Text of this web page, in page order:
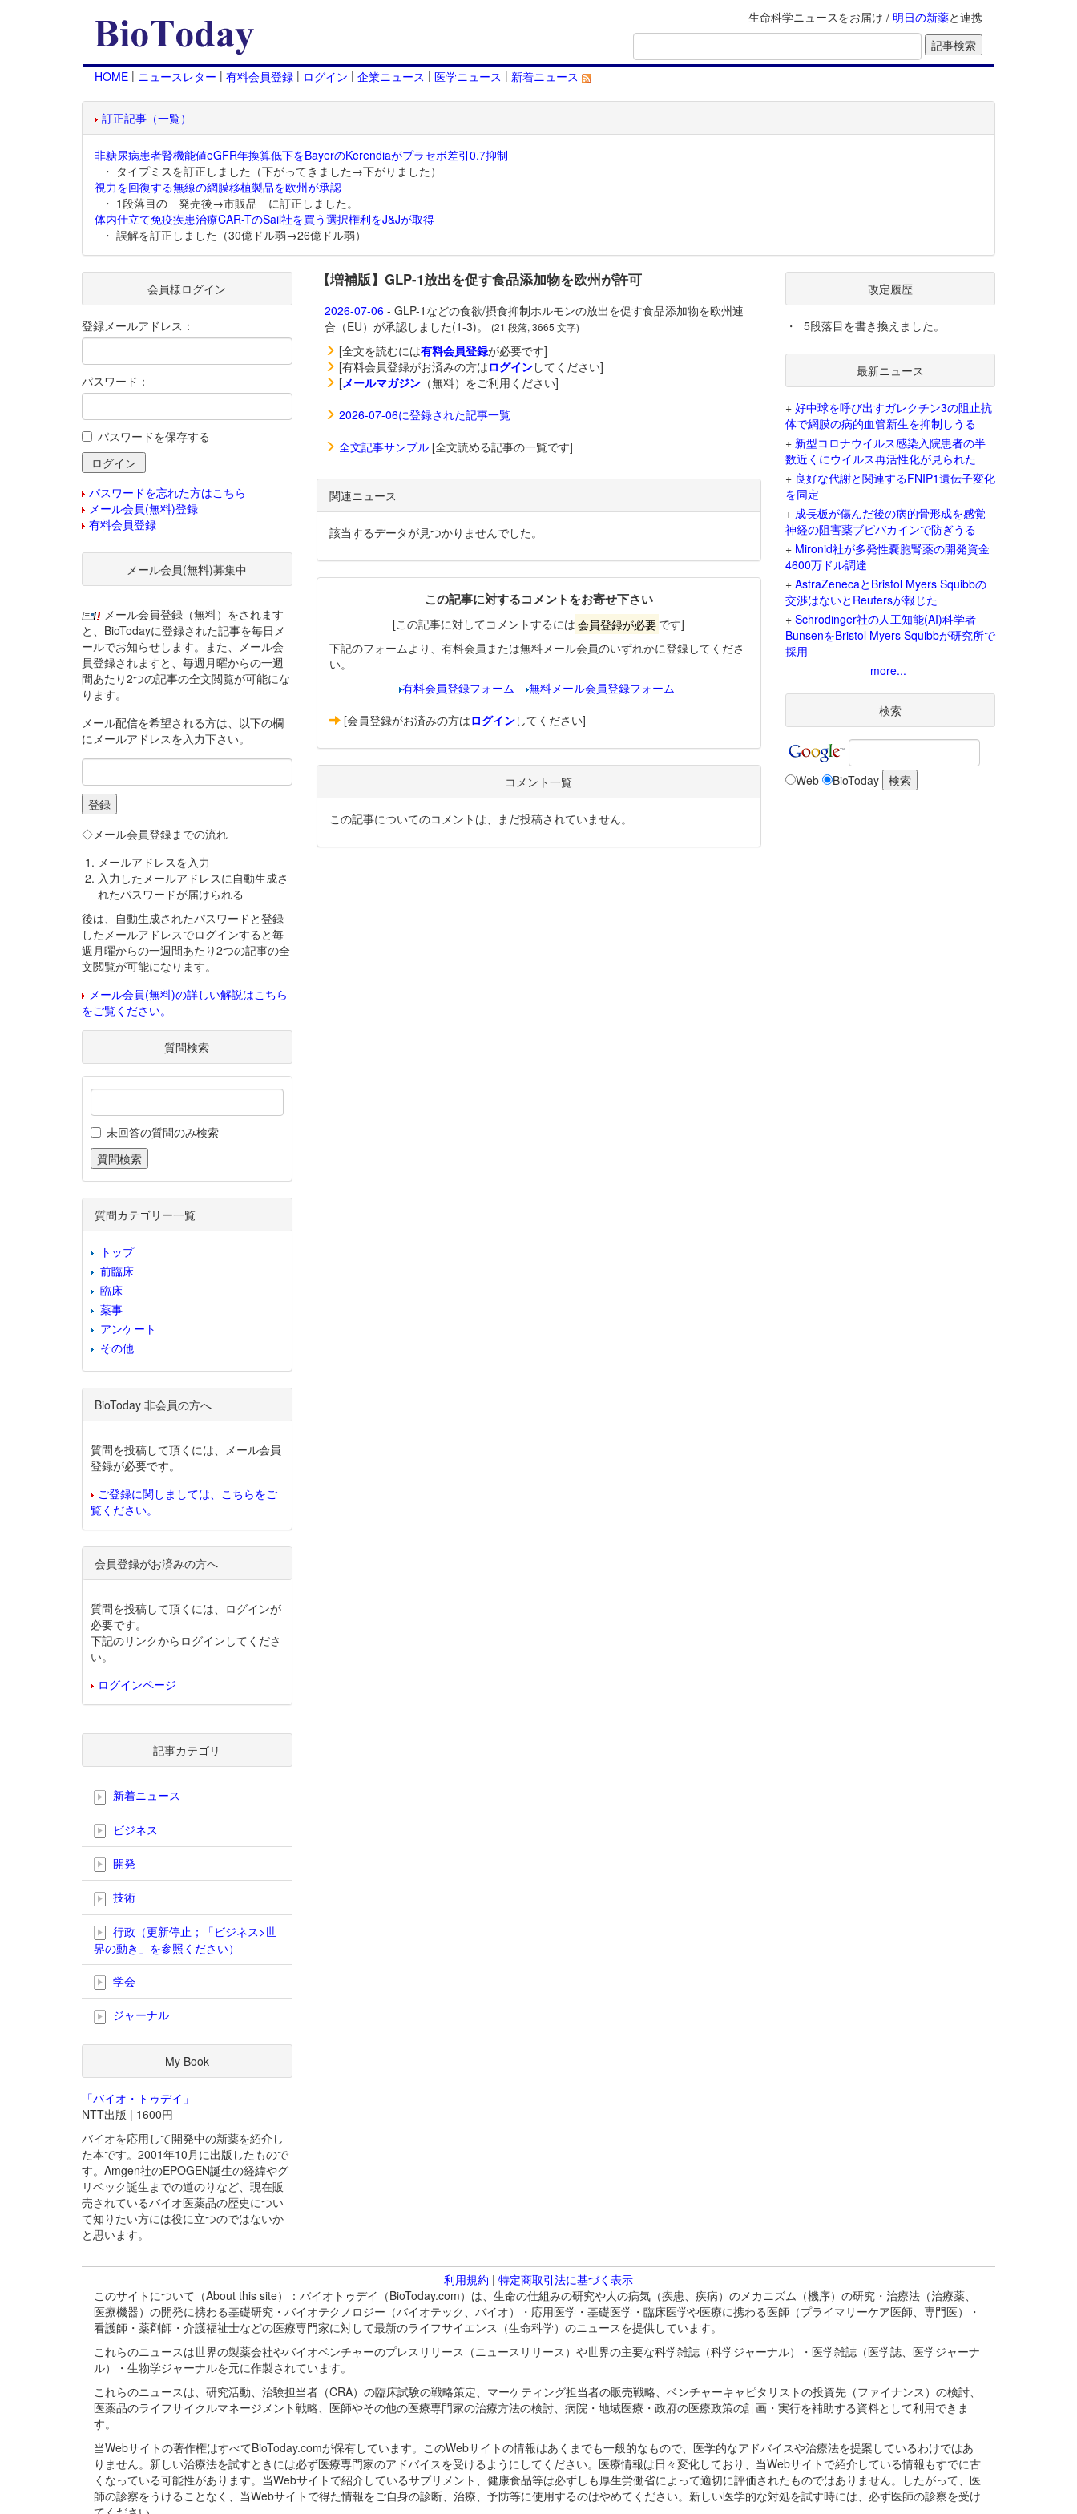
生命科学ニュースをお届け / 明日の新薬と連携
HOME | ニュースレター | 有料会員登録 | ログイン | 企業ニュース | 医学ニュース | 新着ニュース
訂正記事（一覧）
非糖尿病患者腎機能値eGFR年換算低下をBayerのKerendiaがプラセボ差引0.7抑制
・ タイプミスを訂正しました（下がってきました→下がりました）
視力を回復する無線の網膜移植製品を欧州が承認
・ 1段落目の 発売後→市販品 に訂正しました。
体内仕立て免疫疾患治療CAR-TのSail社を買う選択権利をJ&Jが取得
・ 誤解を訂正しました（30億ドル弱→26億ドル弱）
【増補版】GLP-1放出を促す食品添加物を欧州が許可
2026-07-06- GLP-1などの食欲/摂食抑制ホルモンの放出を促す食品添加物を欧州連
合（EU）が承認しました(1-3)。
(21 段落, 3665 文字)
[全文を読むには有料会員登録が必要です]
[有料会員登録がお済みの方はログインしてください]
[メールマガジン（無料）をご利用ください]
2026-07-06に登録された記事一覧
全文記事サンプル[全文読める記事の一覧です]
関連ニュース
該当するデータが見つかりませんでした。
この記事に対するコメントをお寄せ下さい
[この記事に対してコメントするには 会員登録が必要 です]
下記のフォームより、有料会員または無料メール会員のいずれかに登録してくださ
い。
有料会員登録フォーム
無料メール会員登録フォーム
[会員登録がお済みの方はログインしてください]
コメント一覧
この記事についてのコメントは、まだ投稿されていません。
会員様ログイン
登録メールアドレス：
パスワード：
パスワードを保存する
パスワードを忘れた方はこちら
メール会員(無料)登録
有料会員登録
メール会員(無料)募集中
メール会員登録（無料）をされます
と、BioTodayに登録された記事を毎日メ
ールでお知らせします。また、メール会
員登録されますと、毎週月曜からの一週
間あたり2つの記事の全文閲覧が可能にな
ります。
メール配信を希望される方は、以下の欄
にメールアドレスを入力下さい。
◇メール会員登録までの流れ
メールアドレスを入力
入力したメールアドレスに自動生成さ
れたパスワードが届けられる
後は、自動生成されたパスワードと登録
したメールアドレスでログインすると毎
週月曜からの一週間あたり2つの記事の全
文閲覧が可能になります。
メール会員(無料)の詳しい解説はこちら
をご覧ください。
質問検索
未回答の質問のみ検索
質問カテゴリー一覧
トップ
前臨床
臨床
薬事
アンケート
その他
BioToday 非会員の方へ
質問を投稿して頂くには、メール会員
登録が必要です。
ご登録に関しましては、こちらをご
覧ください。
会員登録がお済みの方へ
質問を投稿して頂くには、ログインが
必要です。
下記のリンクからログインしてくださ
い。
ログインページ
記事カテゴリ
新着ニュース
ビジネス
開発
技術
行政（更新停止；「ビジネス>世
界の動き」を参照ください）
学会
ジャーナル
My Book
「バイオ・トゥデイ」
NTT出版 | 1600円
バイオを応用して開発中の新薬を紹介し
た本です。2001年10月に出版したもので
す。Amgen社のEPOGEN誕生の経緯やグ
リベック誕生までの道のりなど、現在販
売されているバイオ医薬品の歴史につい
て知りたい方には役に立つのではないか
と思います。
改定履歴
・ 5段落目を書き換えました。
最新ニュース
+ 好中球を呼び出すガレクチン3の阻止抗
体で網膜の病的血管新生を抑制しうる
+ 新型コロナウイルス感染入院患者の半
数近くにウイルス再活性化が見られた
+ 良好な代謝と関連するFNIP1遺伝子変化
を同定
+ 成長板が傷んだ後の病的骨形成を感覚
神経の阻害薬ブピバカインで防ぎうる
+ Mironid社が多発性嚢胞腎薬の開発資金
4600万ドル調達
+ AstraZenecaとBristol Myers Squibbの
交渉はないとReutersが報じた
+ Schrodinger社の人工知能(AI)科学者
BunsenをBristol Myers Squibbが研究所で
採用
more...
検索
Web BioToday
利用規約 | 特定商取引法に基づく表示
このサイトについて（About this site）：バイオトゥデイ（BioToday.com）は、生命の仕組みの研究や人の病気（疾患、疾病）のメカニズム（機序）の研究・治療法（治療薬、
医療機器）の開発に携わる基礎研究・バイオテクノロジー（バイオテック、バイオ）・応用医学・基礎医学・臨床医学や医療に携わる医師（プライマリーケア医師、専門医）・
看護師・薬剤師・介護福祉士などの医療専門家に対して最新のライフサイエンス（生命科学）のニュースを提供しています。
これらのニュースは世界の製薬会社やバイオベンチャーのプレスリリース（ニュースリリース）や世界の主要な科学雑誌（科学ジャーナル）・医学雑誌（医学誌、医学ジャーナ
ル）・生物学ジャーナルを元に作製されています。
これらのニュースは、研究活動、治験担当者（CRA）の臨床試験の戦略策定、マーケティング担当者の販売戦略、ベンチャーキャピタリストの投資先（ファイナンス）の検討、
医薬品のライフサイクルマネージメント戦略、医師やその他の医療専門家の治療方法の検討、病院・地域医療・政府の医療政策の計画・実行を補助する資料として利用できま
す。
当Webサイトの著作権はすべてBioToday.comが保有しています。このWebサイトの情報はあくまでも一般的なもので、医学的なアドバイスや治療法を提案しているわけではあ
りません。新しい治療法を試すときには必ず医療専門家のアドバイスを受けるようにしてください。医療情報は日々変化しており、当Webサイトで紹介している情報もすでに古
くなっている可能性があります。当Webサイトで紹介しているサプリメント、健康食品等は必ずしも厚生労働省によって適切に評価されたものではありません。したがって、医
師の診察をうけることなく、当Webサイトで得た情報をご自身の診断、治療、予防等に使用するのはやめてください。新しい医学的な対処を試す時には、必ず医師の診察を受け